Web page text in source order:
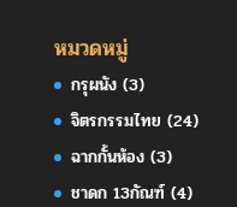
หมวดหมู่
กรุผนัง(3)
จิตรกรรมไทย (24)
ฉากกั้นห้อง(3)
ชาดก 13กัณฑ์(4)